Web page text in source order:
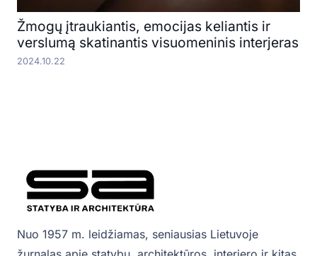
Žmogų įtraukiantis, emocijas keliantis ir
verslumą skatinantis visuomeninis interjeras
2024.10.22
Nuo 1957 m. leidžiamas, seniausias Lietuvoje